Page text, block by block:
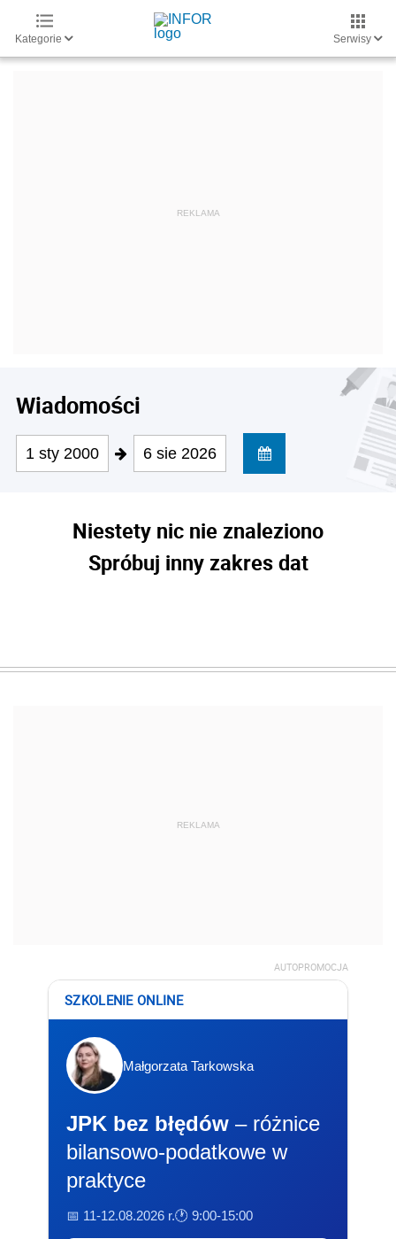
Kategorie Serwisy
Wiadomości
1 sty 2000 6 sie 2026
Niestety nic nie znaleziono
Spróbuj inny zakres dat
REKLAMA
AUTOPROMOCJA
SZKOLENIE ONLINE
Małgorzata Tarkowska
JPK bez błędów – różnice
bilansowo-podatkowe w
praktyce
📅 11-12.08.2026 r.🕐 9:00-15:00